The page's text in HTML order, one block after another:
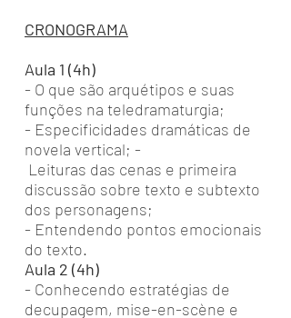
CRONOGRAMA
Aula 1 (4h)
- O que são arquétipos e suas
funções na teledramaturgia;
- Especificidades dramáticas de
novela vertical; -
Leituras das cenas e primeira
discussão sobre texto e subtexto
dos personagens;
- Entendendo pontos emocionais
do texto.
Aula 2 (4h)
- Conhecendo estratégias de
decupagem, mise-en-scène e